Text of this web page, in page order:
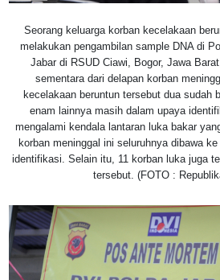
Seorang keluarga korban kecelakaan
melakukan pengambilan sample DNA di
Jabar di RSUD Ciawi, Bogor, Jawa
sementara dari delapan korban
kecelakaan beruntun tersebut dua sudah
enam lainnya masih dalam upaya
mengalami kendala lantaran luka bakar
korban meninggal ini seluruhnya dibawa
identifikasi. Selain itu, 11 korban luka juga
tersebut. (FOTO :